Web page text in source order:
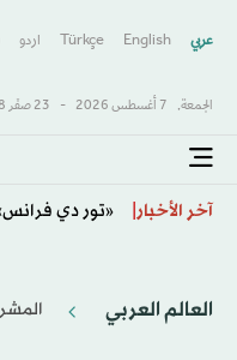
عربي English
Türkçe اردو
الجمعة, 7 أغسطس 2026 - 23 صفَر 1448 هـ
آخر الأخبار «تور دي
العالم العربي